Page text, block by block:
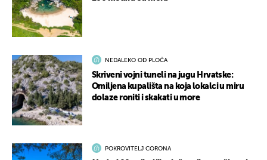
NEDALEKO OD PLOČA
Skriveni vojni tuneli na jugu Hrvatske:
Omiljena kupališta na koja lokalci u miru
dolaze roniti i skakati u more
POKROVITELJ CORONA